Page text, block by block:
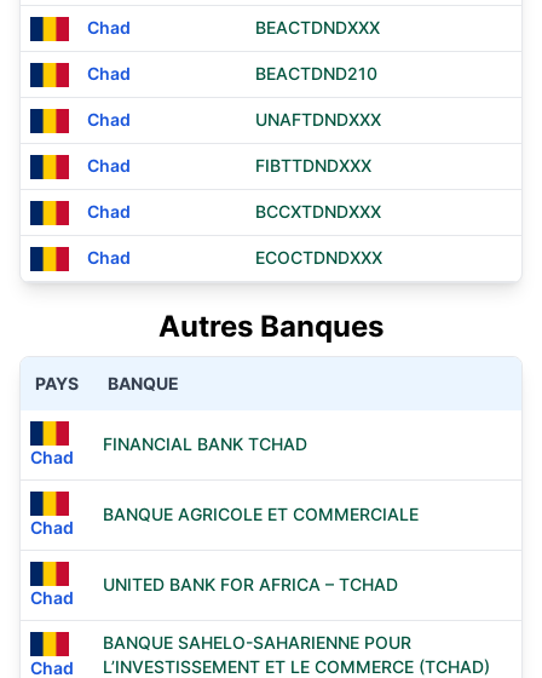
Chad BEACTDNDXXX
Chad BEACTDND210
Chad UNAFTDNDXXX
Chad FIBTTDNDXXX
Chad BCCXTDNDXXX
Chad ECOCTDNDXXX
Autres Banques
PAYS BANQUE
Chad
FINANCIAL BANK TCHAD
Chad
BANQUE AGRICOLE ET COMMERCIALE
Chad
UNITED BANK FOR AFRICA – TCHAD
Chad
BANQUE SAHELO-SAHARIENNE POUR
L’INVESTISSEMENT ET LE COMMERCE (TCHAD)